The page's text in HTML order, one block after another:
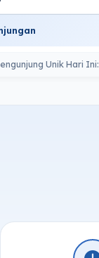
Unik Hari Ini: